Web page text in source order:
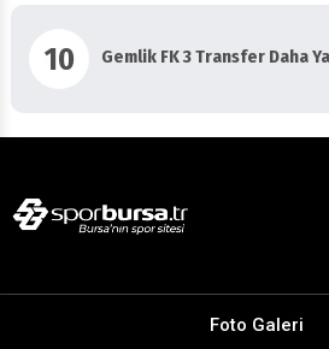
10 Gemlik FK 3 Transfer Daha
Foto Galeri